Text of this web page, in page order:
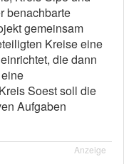
benachbarte
gemeinsam
Kreise eine
die dann
Soest soll die
Aufgaben
Anzeige